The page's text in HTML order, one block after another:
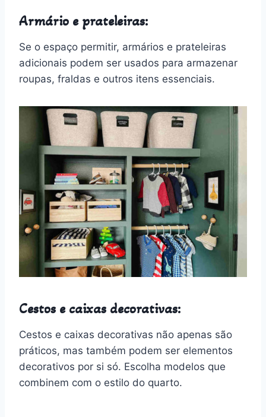
Armário e prateleiras:
Se o espaço permitir, armários e prateleiras
adicionais podem ser usados para armazenar
roupas, fraldas e outros itens essenciais.
Cestos e caixas decorativas:
Cestos e caixas decorativas não apenas são
práticos, mas também podem ser elementos
decorativos por si só. Escolha modelos que
combinem com o estilo do quarto.